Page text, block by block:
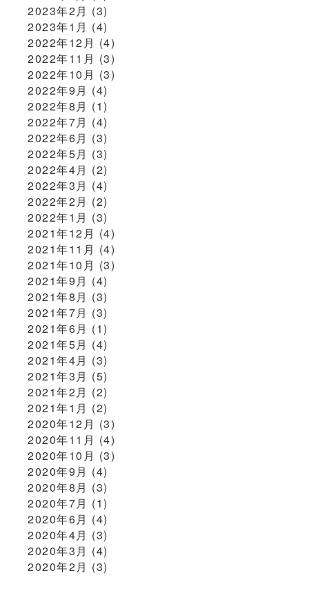
2023年2月 (3)
2023年1月 (4)
2022年12月 (4)
2022年11月 (3)
2022年10月 (3)
2022年9月 (4)
2022年8月 (1)
2022年7月 (4)
2022年6月 (3)
2022年5月 (3)
2022年4月 (2)
2022年3月 (4)
2022年2月 (2)
2022年1月 (3)
2021年12月 (4)
2021年11月 (4)
2021年10月 (3)
2021年9月 (4)
2021年8月 (3)
2021年7月 (3)
2021年6月 (1)
2021年5月 (4)
2021年4月 (3)
2021年3月 (5)
2021年2月 (2)
2021年1月 (2)
2020年12月 (3)
2020年11月 (4)
2020年10月 (3)
2020年9月 (4)
2020年8月 (3)
2020年7月 (1)
2020年6月 (4)
2020年4月 (3)
2020年3月 (4)
2020年2月 (3)